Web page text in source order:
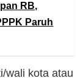
RB,
Paruh
wali kota atau